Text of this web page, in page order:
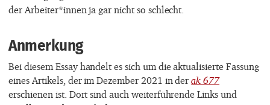
der Arbeiter*innen ja gar nicht so schlecht.
Anmerkung
Bei diesem Essay handelt es sich um die aktualisierte Fassung
eines Artikels, der im Dezember 2021 in derak 677
erschienen ist. Dort sind auch weiterführende Links und